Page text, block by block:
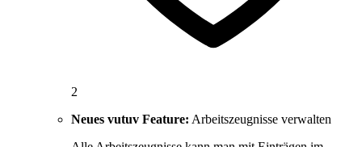
2
Neues vutuv Feature: Arbeitszeugnisse verwalten